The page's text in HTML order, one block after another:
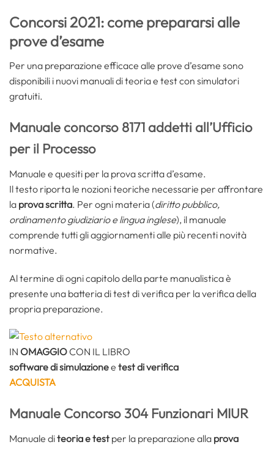
Concorsi 2021: come prepararsi alle
prove d’esame
Per una preparazione efficace alle prove d’esame sono
disponibili i nuovi manuali di teoria e test con simulatori
gratuiti.
Manuale concorso 8171 addetti all’Ufficio
per il Processo
Manuale e quesiti per la prova scritta d’esame.
Il testo riporta le nozioni teoriche necessarie per affrontare
la prova scritta. Per ogni materia (diritto pubblico,
ordinamento giudiziario e lingua inglese), il manuale
comprende tutti gli aggiornamenti alle più recenti novità
normative.
Al termine di ogni capitolo della parte manualistica è
presente una batteria di test di verifica per la verifica della
propria preparazione.
IN OMAGGIOCON IL LIBRO
software di simulazionee test di verifica
ACQUISTA
Manuale Concorso 304 Funzionari MIUR
Manuale diteoria e test per la preparazione alla prova